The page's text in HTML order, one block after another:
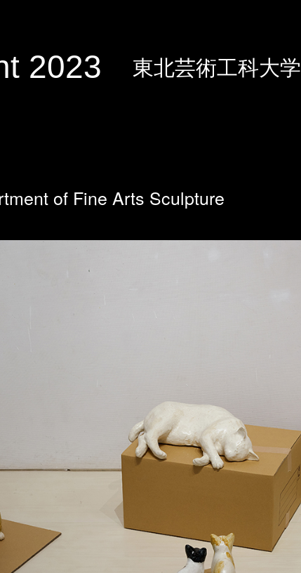
2023 東北芸術工科大学
of Fine Arts Sculpture